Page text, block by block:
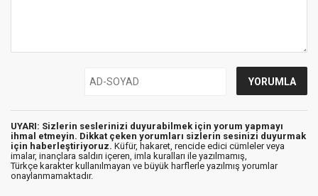
UYARI: Sizlerin seslerinizi duyurabilmek için yorum yapmayı
ihmal etmeyin. Dikkat çeken yorumları sizlerin sesinizi duyurmak
için haberleştiriyoruz. Küfür, hakaret, rencide edici cümleler veya
imalar, inançlara saldırı içeren, imla kuralları ile yazılmamış,
Türkçe karakter kullanılmayan ve büyük harflerle yazılmış yorumlar
onaylanmamaktadır.